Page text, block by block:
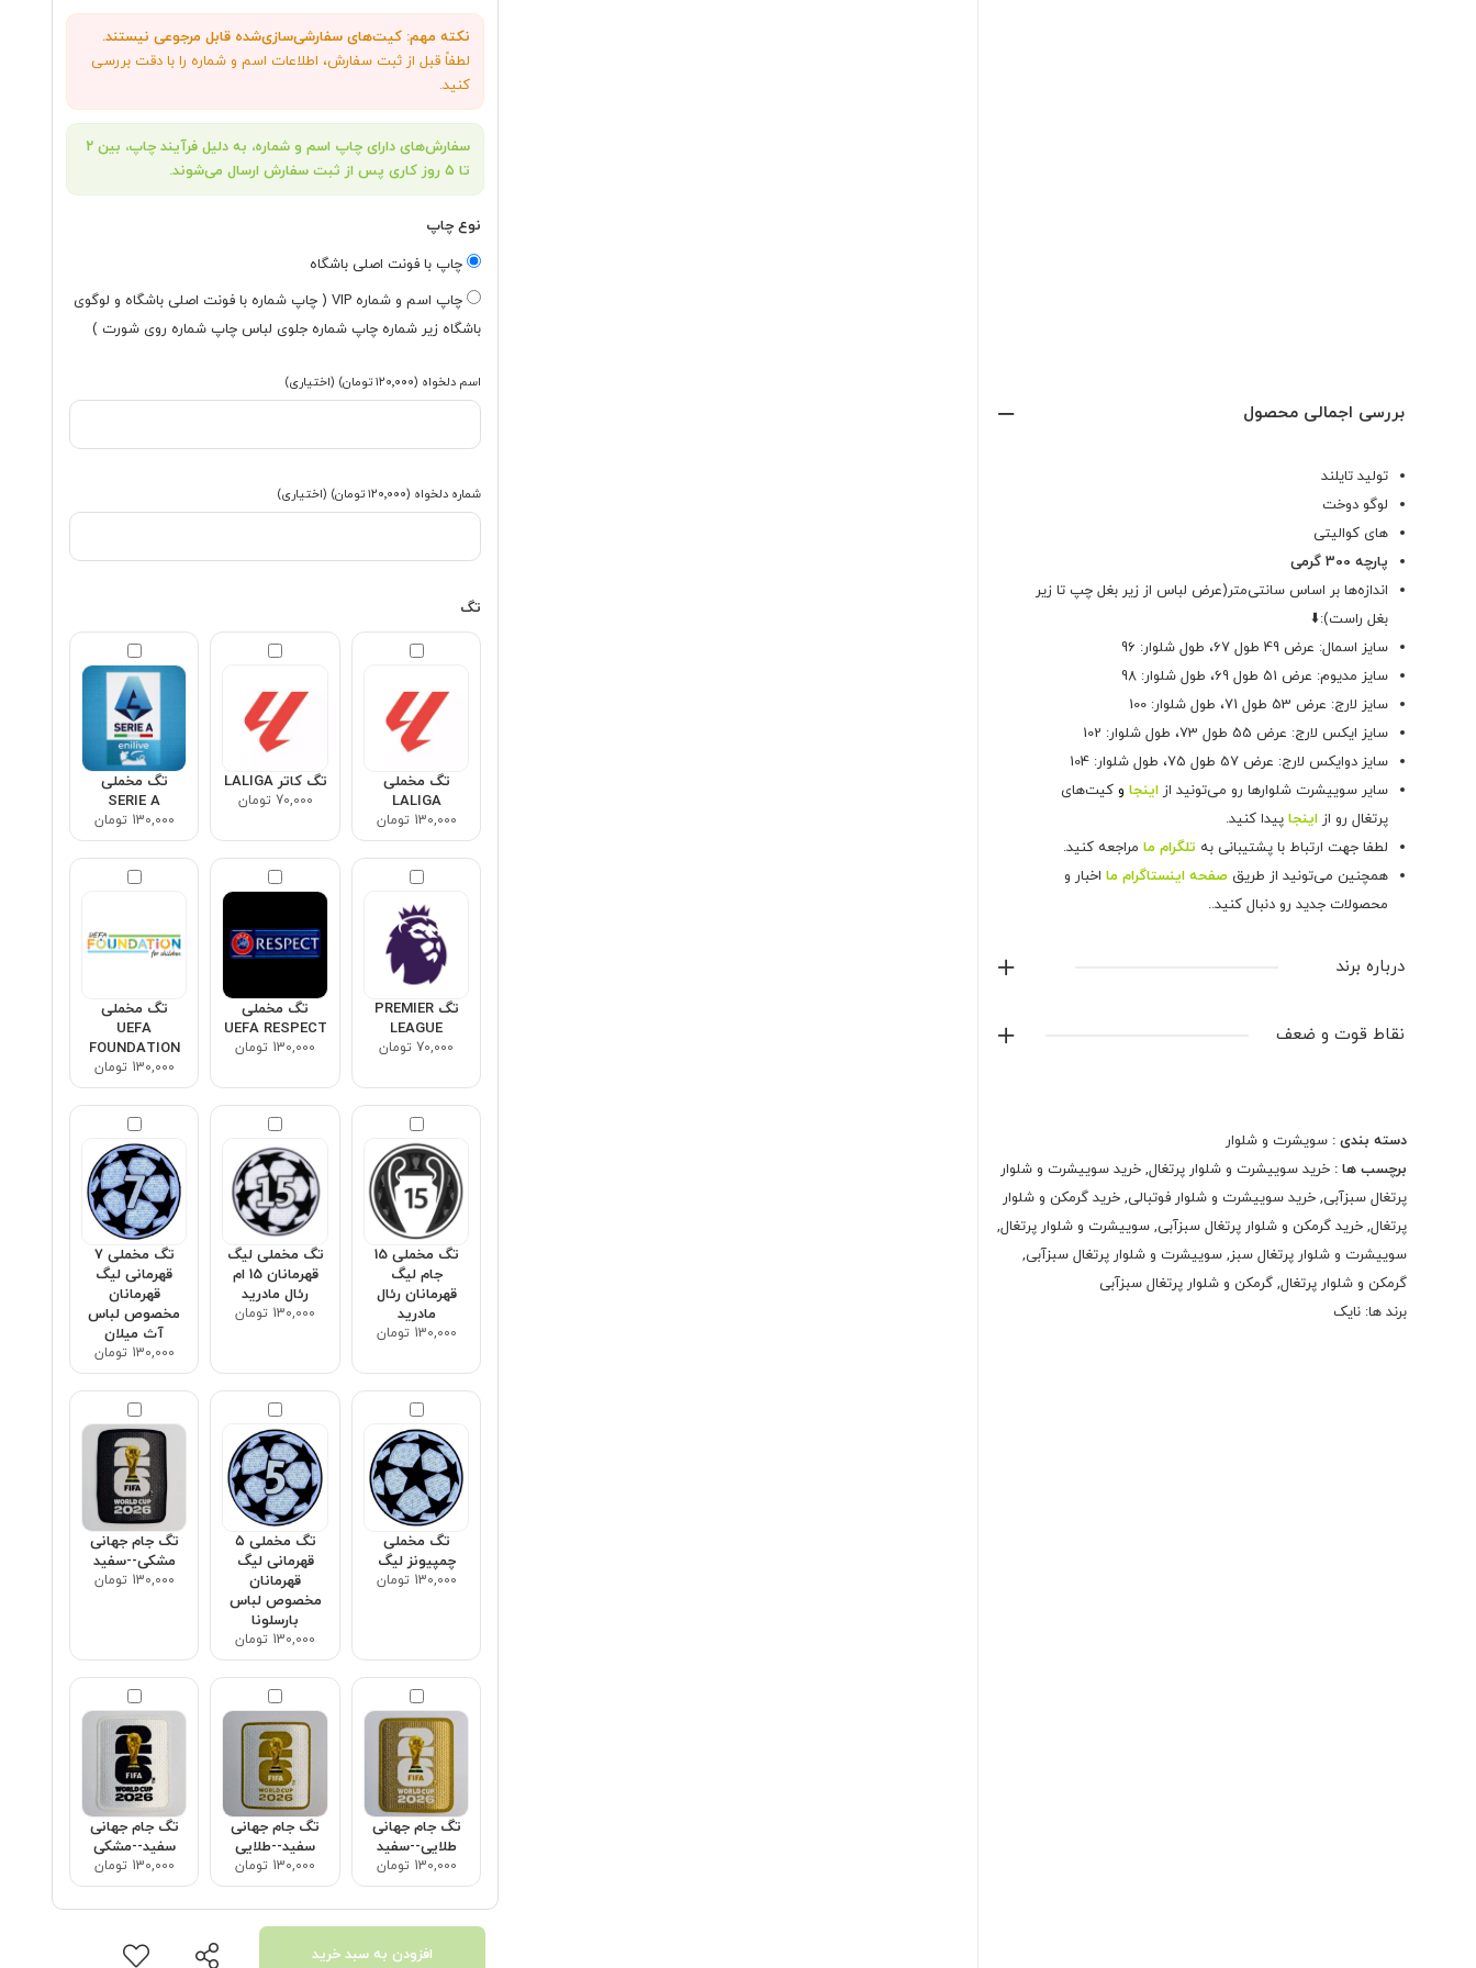
بررسی اجمالی محصول
تولید تایلند
لوگو دوخت
های کوالیتی
پارچه 300 گرمی
اندازه‌ها بر اساس سانتی‌متر(عرض لباس از زیر بغل چپ تا زیر
بغل راست):⬇️
سایز اسمال: عرض 49 طول 67، طول شلوار: 96
سایز مدیوم: عرض 51 طول 69، طول شلوار: 98
سایز لارج: عرض 53 طول 71، طول شلوار: 100
سایز ایکس لارج: عرض 55 طول 73، طول شلوار: 102
سایز دوایکس لارج: عرض 57 طول 75، طول شلوار: 104
سایر سوییشرت شلوارها رو می‌تونید از اینجا و کیت‌های
پرتغال رو از اینجا پیدا کنید.
لطفا جهت ارتباط با پشتیبانی به تلگرام ما مراجعه کنید.
همچنین می‌تونید از طریق صفحه اینستاگرام ما اخبار و
محصولات جدید رو دنبال کنید..
درباره برند
نقاط قوت و ضعف
دسته بندی : سویشرت و شلوار
برچسب ها : خرید سوییشرت و شلوار پرتغال, خرید سوییشرت و شلوار
پرتغال سبزآبی, خرید سوییشرت و شلوار فوتبالی, خرید گرمکن و شلوار
پرتغال, خرید گرمکن و شلوار پرتغال سبزآبی, سوییشرت و شلوار پرتغال,
سوییشرت و شلوار پرتغال سبز, سوییشرت و شلوار پرتغال سبزآبی,
گرمکن و شلوار پرتغال, گرمکن و شلوار پرتغال سبزآبی
برند ها: نایک
نکته مهم: کیت‌های سفارشی‌سازی‌شده قابل مرجوعی نیستند.
لطفاً قبل از ثبت سفارش، اطلاعات اسم و شماره را با دقت بررسی
کنید.
سفارش‌های دارای چاپ اسم و شماره، به دلیل فرآیند چاپ، بین ۲
تا ۵ روز کاری پس از ثبت سفارش ارسال می‌شوند.
نوع چاپ
چاپ با فونت اصلی باشگاه
چاپ اسم و شماره VIP ( چاپ شماره با فونت اصلی باشگاه و لوگوی
باشگاه زیر شماره چاپ شماره جلوی لباس چاپ شماره روی شورت )
اسم دلخواه (۱۲۰٬۰۰۰ تومان) (اختیاری)
شماره دلخواه (۱۲۰٬۰۰۰ تومان) (اختیاری)
تگ
تگ مخملی
LALIGA
130,000 تومان
تگ کاتر LALIGA
70,000 تومان
تگ مخملی
SERIE A
130,000 تومان
تگ PREMIER
LEAGUE
70,000 تومان
تگ مخملی
UEFA RESPECT
130,000 تومان
تگ مخملی
UEFA
FOUNDATION
130,000 تومان
تگ مخملی 15
جام لیگ
قهرمانان رئال
مادرید
130,000 تومان
تگ مخملی لیگ
قهرمانان 15 ام
رئال مادرید
130,000 تومان
تگ مخملی ۷
قهرمانی لیگ
قهرمانان
مخصوص لباس
آث میلان
130,000 تومان
تگ مخملی
چمپیونز لیگ
130,000 تومان
تگ مخملی ۵
قهرمانی لیگ
قهرمانان
مخصوص لباس
بارسلونا
130,000 تومان
تگ جام جهانی
مشکی--سفید
130,000 تومان
تگ جام جهانی
طلایی--سفید
130,000 تومان
تگ جام جهانی
سفید--طلایی
130,000 تومان
تگ جام جهانی
سفید--مشکی
130,000 تومان
افزودن به سبد خرید